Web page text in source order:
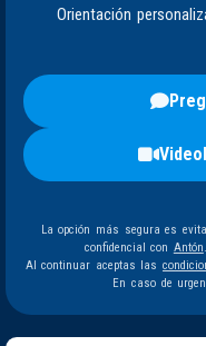
Orientación
La opción más segura es
confidencial con Antón
Al continuar aceptas las
En caso de